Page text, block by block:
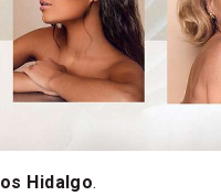
Hidalgo.